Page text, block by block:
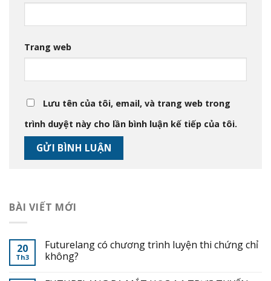
Trang web
Lưu tên của tôi, email, và trang web trong
trình duyệt này cho lần bình luận kế tiếp của tôi.
BÀI VIẾT MỚI
20
Th3
Futurelang có chương trình luyện thi chứng chỉ
không?